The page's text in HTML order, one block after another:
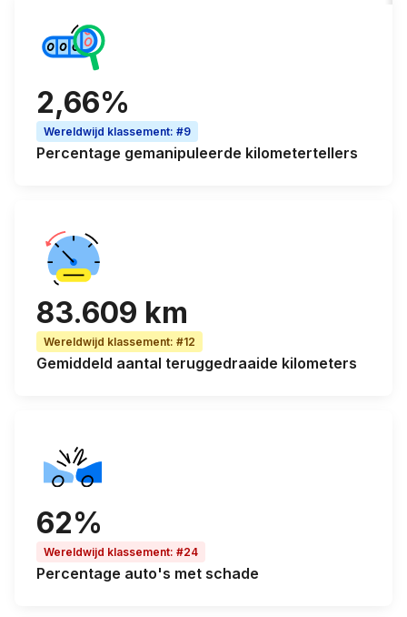
2,66%
Wereldwijd klassement: #9
Percentage gemanipuleerde kilometertellers
83.609 km
Wereldwijd klassement: #12
Gemiddeld aantal teruggedraaide kilometers
62%
Wereldwijd klassement: #24
Percentage auto's met schade